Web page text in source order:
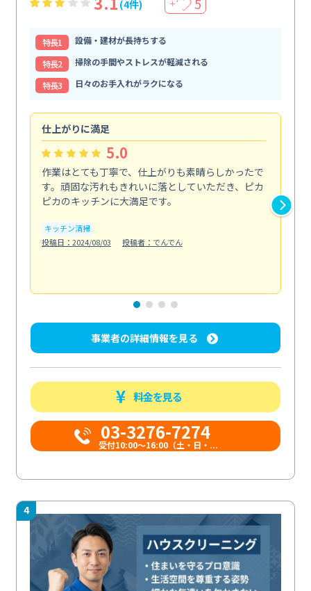
(4件) ＋ 5
特⻑1
設備・建材が長持ちする
特⻑2
掃除の手間やストレスが軽減される
特⻑3
日々のお手入れがラクになる
仕上がりに満足
5.0
作業はとても丁寧で、仕上がりも素晴らしかったで
す。頑固な汚れもきれいに落としていただき、ピカ
ピカのキッチンに大満足です。
キッチン清掃
投稿日：2024/08/03
投稿者：でんでん
事業者の詳細情報を見る
料金を見る
03-3276-7274
受付10:00〜16:00（土・日・...
4